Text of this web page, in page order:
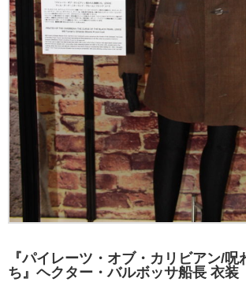
『パイレーツ・オブ・カリビアン/呪
ち』ヘクター・バルボッサ船長 衣装